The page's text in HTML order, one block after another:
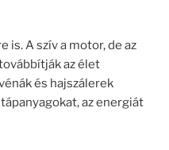
is. A szív a motor, de az
az élet
és hajszálerek
az energiát